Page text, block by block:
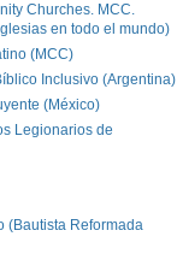
Churches. MCC.
en todo el mundo)
(MCC)
Inclusivo (Argentina)
(México)
Legionarios de
(Bautista Reformada